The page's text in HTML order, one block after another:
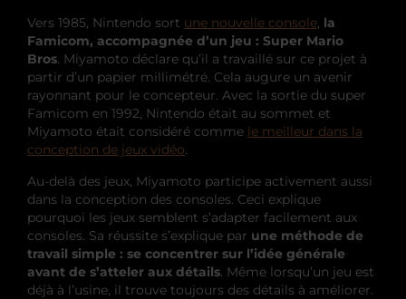
Vers 1985, Nintendo sort une nouvelle console, la
Famicom, accompagnée d’un jeu : Super Mario
Bros. Miyamoto déclare qu’il a travaillé sur ce projet à
partir d’un papier millimétré. Cela augure un avenir
rayonnant pour le concepteur. Avec la sortie du super
Famicom en 1992, Nintendo était au sommet et
Miyamoto était considéré comme le meilleur dans la
conception de jeux vidéo.
Au-delà des jeux, Miyamoto participe activement aussi
dans la conception des consoles. Ceci explique
pourquoi les jeux semblent s’adapter facilement aux
consoles. Sa réussite s’explique par une méthode de
travail simple : se concentrer sur l’idée générale
avant de s’atteler aux détails. Même lorsqu’un jeu est
déjà à l’usine, il trouve toujours des détails à améliorer.